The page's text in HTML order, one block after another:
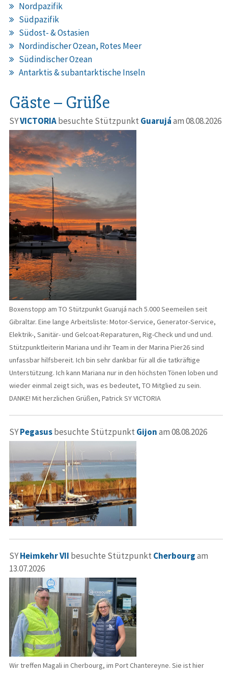
Nordpazifik
Südpazifik
Südost- & Ostasien
Nordindischer Ozean, Rotes Meer
Südindischer Ozean
Antarktis & subantarktische Inseln
Gäste – Grüße
SYVICTORIAbesuchte Stützpunkt Guarujáam 08.08.2026
Boxenstopp am TO Stützpunkt Guarujá nach 5.000 Seemeilen seit
Gibraltar. Eine lange Arbeitsliste: Motor-Service, Generator-Service,
Elektrik-, Sanitär- und Gelcoat-Reparaturen, Rig-Check und und und.
Stützpunktleiterin Mariana und ihr Team in der Marina Pier26 sind
unfassbar hilfsbereit. Ich bin sehr dankbar für all die tatkräftige
Unterstützung. Ich kann Mariana nur in den höchsten Tönen loben und
wieder einmal zeigt sich, was es bedeutet, TO Mitglied zu sein.
DANKE! Mit herzlichen Grüßen, Patrick SY VICTORIA
SYPegasusbesuchte Stützpunkt Gijonam 08.08.2026
SYHeimkehr VII besuchte Stützpunkt Cherbourgam
13.07.2026
Wir treffen Magali in Cherbourg, im Port Chantereyne. Sie ist hier